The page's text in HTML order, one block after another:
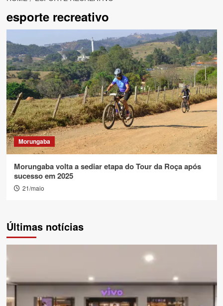
esporte recreativo
Morungaba
Morungaba volta a sediar etapa do Tour da Roça após
sucesso em 2025
21/maio
Últimas notícias